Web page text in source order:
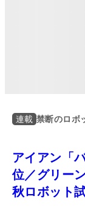
連載 禁断のロボ
アイアン「
位／グリー
秋ロボット試